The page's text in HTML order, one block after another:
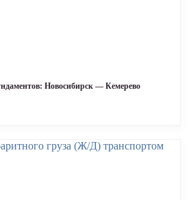
Новосибирск — Кемерево